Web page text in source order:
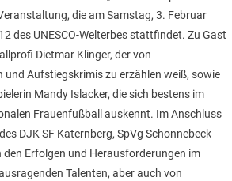
die am Samstag, 3. Februar
des UNESCO-Welterbes stattfindet. Zu Gast
Dietmar Klinger, der von
und Aufstiegskrimis zu erzählen weiß, sowie
Mandy Islacker, die sich bestens im
Frauenfußball auskennt. Im Anschluss
DJK SF Katernberg, SpVg Schonnebeck
den Erfolgen und Herausforderungen im
Talenten, aber auch von